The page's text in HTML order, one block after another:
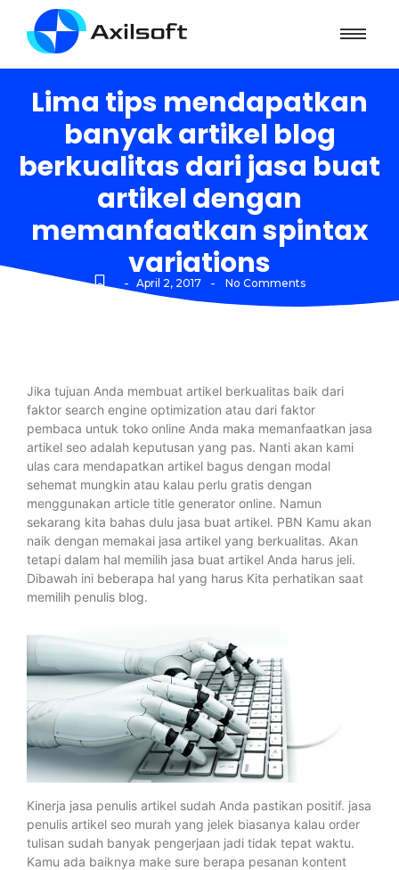
Lima tips mendapatkan
banyak artikel blog
berkualitas dari jasa buat
artikel dengan
memanfaatkan spintax
variations
- April 2, 2017 - No Comments
Jika tujuan Anda membuat artikel berkualitas baik dari
faktor search engine optimization atau dari faktor
pembaca untuk toko online Anda maka memanfaatkan jasa
artikel seo adalah keputusan yang pas. Nanti akan kami
ulas cara mendapatkan artikel bagus dengan modal
sehemat mungkin atau kalau perlu gratis dengan
menggunakan article title generator online. Namun
sekarang kita bahas dulu jasa buat artikel. PBN Kamu akan
naik dengan memakai jasa artikel yang berkualitas. Akan
tetapi dalam hal memilih jasa buat artikel Anda harus jeli.
Dibawah ini beberapa hal yang harus Kita perhatikan saat
memilih penulis blog.
Kinerja jasa penulis artikel sudah Anda pastikan positif. jasa
penulis artikel seo murah yang jelek biasanya kalau order
tulisan sudah banyak pengerjaan jadi tidak tepat waktu.
Kamu ada baiknya make sure berapa pesanan kontent